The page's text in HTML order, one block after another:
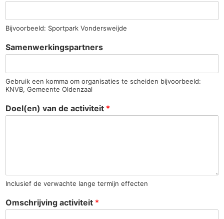
Bijvoorbeeld: Sportpark Vondersweijde
Samenwerkingspartners
Gebruik een komma om organisaties te scheiden bijvoorbeeld:
KNVB, Gemeente Oldenzaal
Doel(en) van de activiteit *
Inclusief de verwachte lange termijn effecten
Omschrijving activiteit *